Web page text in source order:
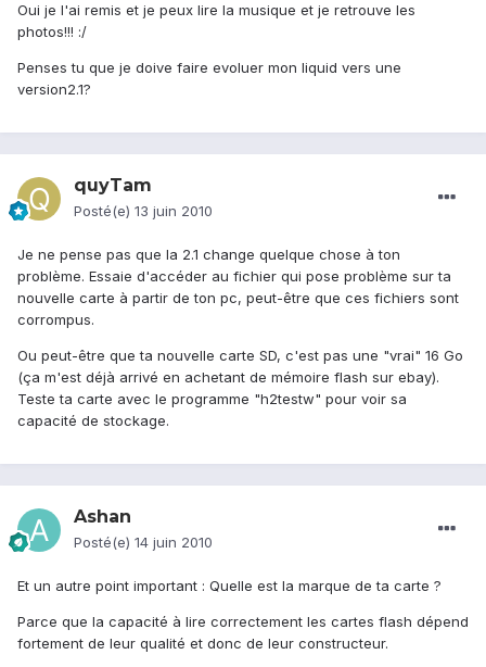
Oui je l'ai remis et je peux lire la musique et je retrouve les
photos!!! :/
Penses tu que je doive faire evoluer mon liquid vers une
version2.1?
quyTam
Posté(e) 13 juin 2010
Je ne pense pas que la 2.1 change quelque chose à ton
problème. Essaie d'accéder au fichier qui pose problème sur ta
nouvelle carte à partir de ton pc, peut-être que ces fichiers sont
corrompus.
Ou peut-être que ta nouvelle carte SD, c'est pas une "vrai" 16 Go
(ça m'est déjà arrivé en achetant de mémoire flash sur ebay).
Teste ta carte avec le programme "h2testw" pour voir sa
capacité de stockage.
Ashan
Posté(e) 14 juin 2010
Et un autre point important : Quelle est la marque de ta carte ?
Parce que la capacité à lire correctement les cartes flash dépend
fortement de leur qualité et donc de leur constructeur.